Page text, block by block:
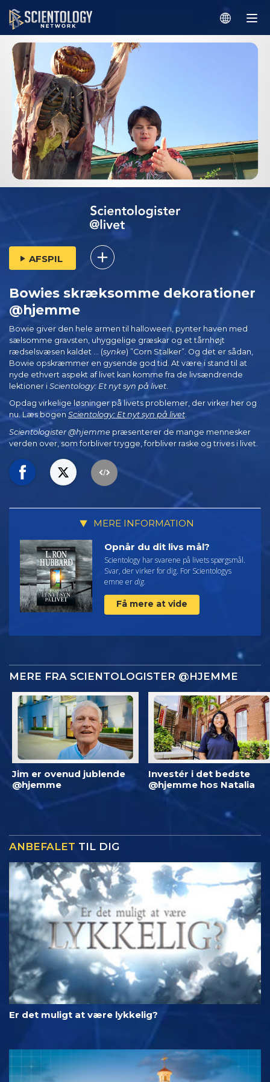
AFSPIL
Bowies skræksomme dekorationer
@hjemme
Bowie giver den hele armen til halloween, pynter haven med
sælsomme gravsten, uhyggelige græskar og et tårnhøjt
rædselsvæsen kaldet ... (synke) ”Corn Stalker”. Og det er sådan,
Bowie opskræmmer en gysende god tid. At være i stand til at
nyde ethvert aspekt af livet kan komme fra de livsændrende
lektioner i Scientology: Et nyt syn på livet
Opdag virkelige løsninger på livets problemer, der virker her og
nu. Læs bogen Scientology: Et nyt syn på livet.
Scientologister @hjemme præsenterer de mange mennesker
verden over, som forbliver trygge, forbliver raske og trives i livet.
MERE INFORMATION
Opnår du dit livs mål?
Scientology har svarene på livets spørgsmål.
Svar, der virker for dig. For Scientologys
emne erdig.
Få mere at vide
MERE FRA SCIENTOLOGISTER @HJEMME
Jim er ovenud jublende
@hjemme
Investér i det bedste
@hjemme hos Natalia
ANBEFALET TIL DIG
Er det muligt at være lykkelig?